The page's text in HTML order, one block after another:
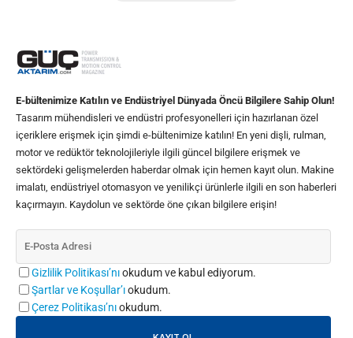
E-bültenimize Katılın ve Endüstriyel Dünyada Öncü Bilgilere Sahip Olun!
Tasarım mühendisleri ve endüstri profesyonelleri için hazırlanan özel
içeriklere erişmek için şimdi e-bültenimize katılın! En yeni dişli, rulman,
motor ve redüktör teknolojileriyle ilgili güncel bilgilere erişmek ve
sektördeki gelişmelerden haberdar olmak için hemen kayıt olun. Makine
imalatı, endüstriyel otomasyon ve yenilikçi ürünlerle ilgili en son haberleri
kaçırmayın. Kaydolun ve sektörde öne çıkan bilgilere erişin!
Gizlilik Politikası’nıokudum ve kabul ediyorum.
Şartlar ve Koşullar’ıokudum.
Çerez Politikası’nıokudum.